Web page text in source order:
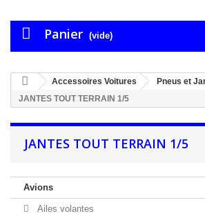
Panier (vide)
Accessoires Voitures Pneus et
JANTES TOUT TERRAIN 1/5
JANTES TOUT TERRAIN 1/5
Avions
Ailes volantes